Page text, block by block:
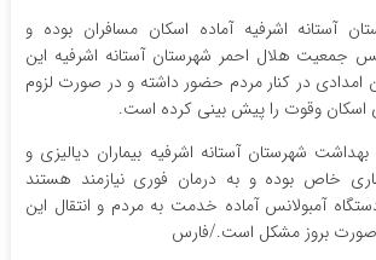
آستانه اشرفیه آماده اسکان مسافران بوده و
جمعیت هلال احمر شهرستان آستانه اشرفیه این
امدادی در کنار مردم حضور داشته و در صورت لزوم
اسکان وقوت را پیش بینی کرده است.
شهرستان آستانه اشرفیه بیماران دیالیزی و
خاص بوده و به درمان فوری نیازمند هستند
آمبولانس آماده خدمت به مردم و انتقال این
صورت بروز مشکل است./فارس